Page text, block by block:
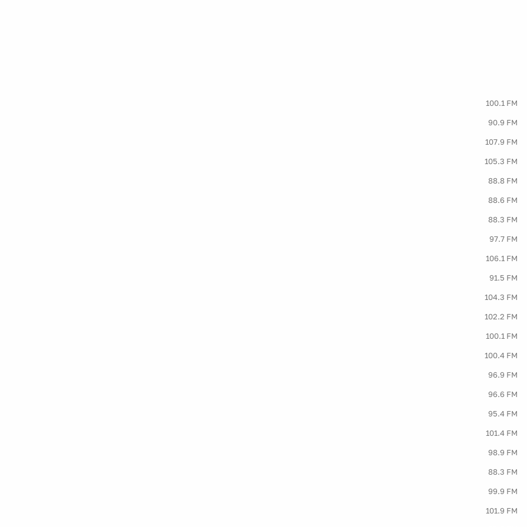
100.1 FM
90.9 FM
107.9 FM
105.3 FM
88.8 FM
88.6 FM
88.3 FM
97.7 FM
106.1 FM
91.5 FM
104.3 FM
102.2 FM
100.1 FM
100.4 FM
96.9 FM
96.6 FM
95.4 FM
101.4 FM
98.9 FM
88.3 FM
99.9 FM
101.9 FM